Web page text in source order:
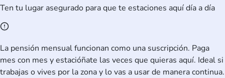
Ten tu lugar asegurado para que te estaciones aquí día a día
La pensión mensual funcionan como una suscripción. Paga
mes con mes y estacióñate las veces que quieras aquí. Ideal si
trabajas o vives por la zona y lo vas a usar de manera continua.